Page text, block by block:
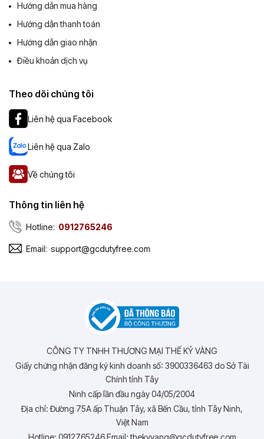
Hướng dẫn mua hàng
Hướng dẫn thanh toán
Hướng dẫn giao nhận
Điều khoản dịch vụ
Theo dõi chúng tôi
Liên hệ qua Facebook
Liên hệ qua Zalo
Về chúng tôi
Thông tin liên hệ
Hotline: 0912765246
Email: support@gcdutyfree.com
CÔNG TY TNHH THƯƠNG MẠI THẾ KỶ VÀNG
Giấy chứng nhận đăng ký kinh doanh số: 3900336463 do Sở Tài
Chính tỉnh Tây
Ninh cấp lần đầu ngày 04/05/2004
Địa chỉ: Đường 75A ấp Thuận Tây, xã Bến Cầu, tỉnh Tây Ninh,
Việt Nam
Hotline: 0912765246 Email: thekyvang@gcdutyfree.com